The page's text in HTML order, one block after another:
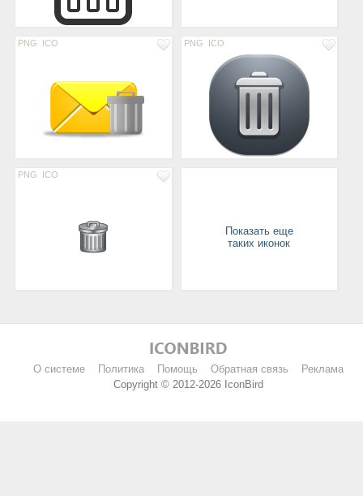
PNG ICO PNG ICO
PNG ICO
Показать еще
таких иконок
О системе Политика Помощь Обратная связь
Реклама
Copyright © 2012-2026 IconBird